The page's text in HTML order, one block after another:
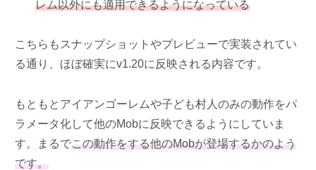
レム以外にも適用できるようになっている
こちらもスナップショットやプレビューで実装されてい
る通り、ほぼ確実にv1.20に反映される内容です。
もともとアイアンゴーレムや子ども村人のみの動作をパ
ラメータ化して他のMobに反映できるようにしていま
す。まるでこの動作をする他のMobが登場するかのよう
です。